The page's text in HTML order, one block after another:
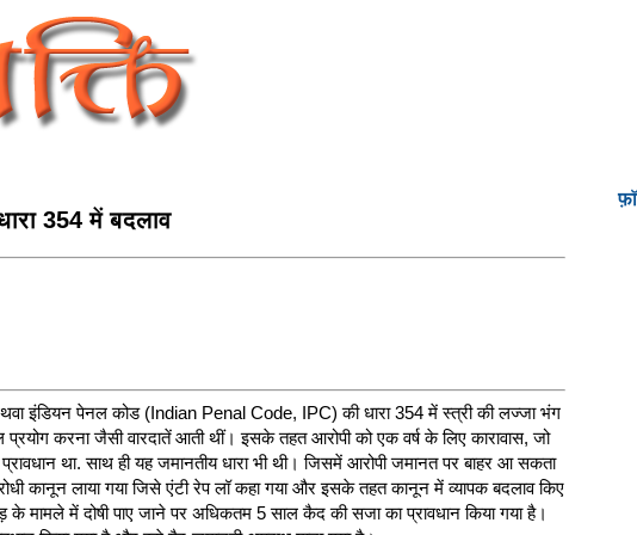
354 में बदलाव
इंडियन पेनल कोड (Indian Penal Code, IPC) की धारा 354 में स्त्री की लज्जा भंग
करना जैसी वारदातें आती थीं। इसके तहत आरोपी को एक वर्ष के लिए कारावास, जो
था. साथ ही यह जमानतीय धारा भी थी। जिसमें आरोपी जमानत पर बाहर आ सकता
कानून लाया गया जिसे एंटी रेप लॉ कहा गया और इसके तहत कानून में व्यापक बदलाव किए
में दोषी पाए जाने पर अधिकतम 5 साल कैद की सजा का प्रावधान किया गया है।